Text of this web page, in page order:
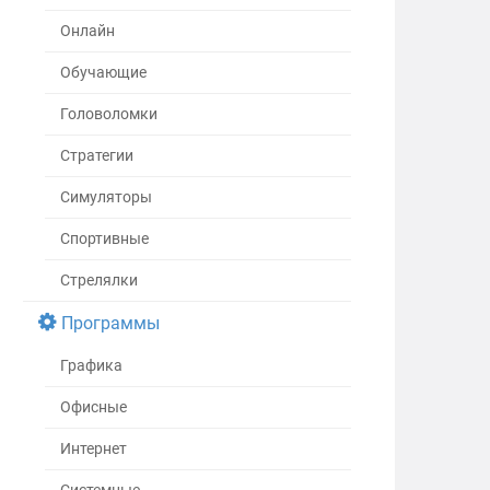
Онлайн
Обучающие
Головоломки
Стратегии
Симуляторы
Спортивные
Стрелялки
Программы
Графика
Офисные
Интернет